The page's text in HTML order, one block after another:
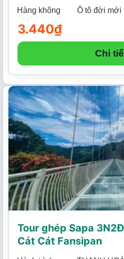
Hàng không
Ô tô đời mới
3.440₫
Chi
Tour ghép Sapa
Cát Cát Fansipan